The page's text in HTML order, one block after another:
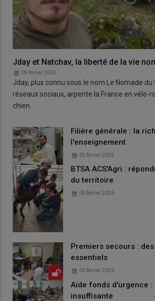
Jday et Natchav, la liberté de la vie
05 février 2026
Jday, plus connu sous le nom Le Nomade
réseaux sociaux, arpente la France en vélo-
chien.
Filière générale : la
l'enseignement
05 février 2026
BTSA ACS'Agri :
du territoire
05 février 2026
Premiers secours :
essentiels
05 février 2026
Aide fonds d'urgence :
insuffisante